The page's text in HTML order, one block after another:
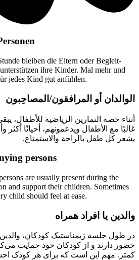
bleiben die Eltern oder Begleit-
ihre Kinder. Mal mehr und
jedes Kind gut anfühlen.
الوالدان أو المرافقون/المصاحِبون
أثناء حصة التمارين الرياضية للأطفال،
غالبًا مع الأطفال ويدعمونهم، أحيانًا أكثر
يشعر كل طفل بالراحة والاستمتاع.
persons
are usually present during the
and support their children. Sometimes
child should feel at ease.
والدین یا افراد همراه
در طول جلسه ژیمناستیک کودکان، والدین
حضور دارند و از کودکان خود حمایت
کمتر. مهم این است که برای هر کودک